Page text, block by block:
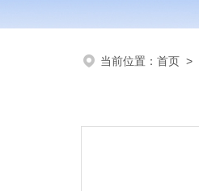
当前位置： 首页 >